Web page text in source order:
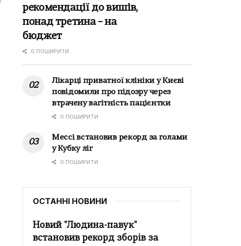
рекомендації до вишів,
понад третина – на
бюджет
0 ПОШИРИТИ
Лікарці приватної клініки у Києві
повідомили про підозру через
втрачену вагітність пацієнтки
0 ПОШИРИТИ
Мессі встановив рекорд за голами
у Кубку ліг
0 ПОШИРИТИ
ОСТАННІ НОВИНИ
Новий "Людина-павук"
встановив рекорд зборів за